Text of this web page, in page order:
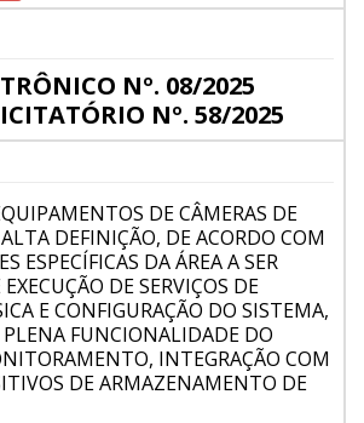
Nº. 08/2025
Nº. 58/2025
DE CÂMERAS DE
DEFINIÇÃO, DE ACORDO COM
ESPECÍFICAS DA ÁREA A SER
DE SERVIÇOS DE
E CONFIGURAÇÃO DO SISTEMA,
FUNCIONALIDADE DO
INTEGRAÇÃO COM
DE ARMAZENAMENTO DE